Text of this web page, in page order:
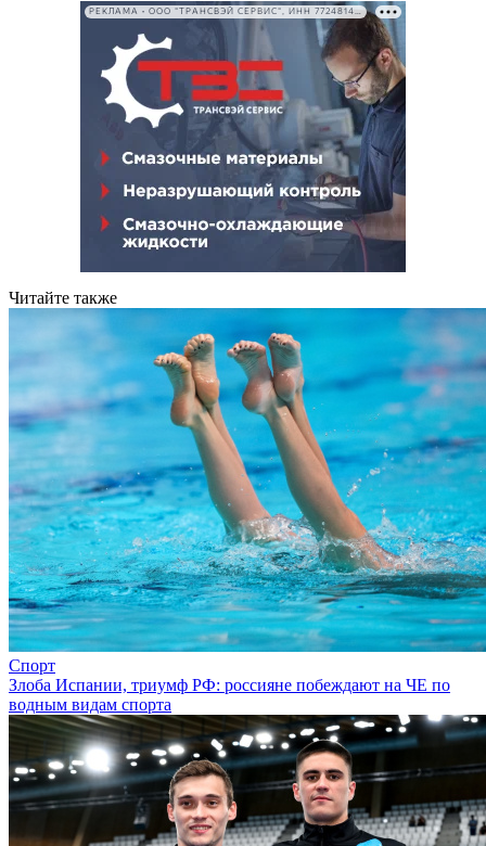
РЕКЛАМА • ООО "ТРАНСВЭЙ СЕРВИС", ИНН 7724814198
Читайте также
Спорт
Злоба Испании, триумф РФ: россияне побеждают на ЧЕ по
водным видам спорта